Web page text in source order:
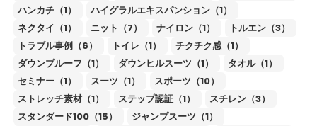
ハンカチ（1）
ハイグラルエキスパンション（1）
ネクタイ（1）
ニット（7） ナイロン（1）
トルエン（3）
トラブル事例（6）
トイレ（1）
チクチク感（1）
ダウンプルーフ（1）
ダウンヒルスーツ（1）
タオル（1）
セミナー（1）
スーツ（1）
スポーツ（10）
ストレッチ素材（1）
ステップ認証（1）
スチレン（3）
スタンダード100（15）
ジャンプスーツ（1）